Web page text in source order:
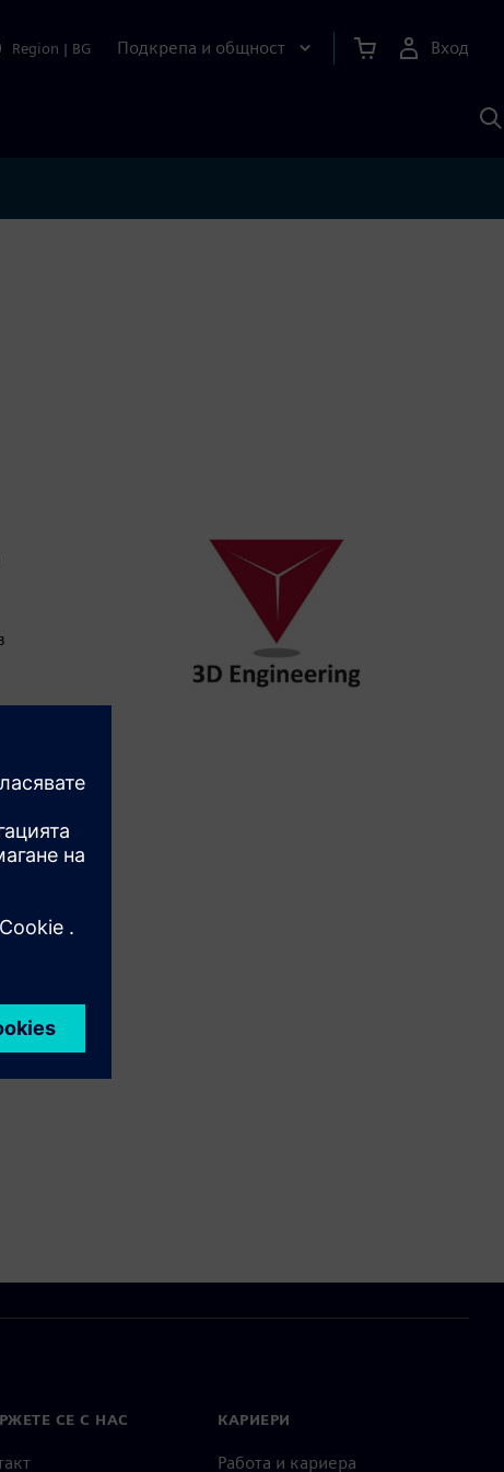
Region | BG Подкрепа и общност Вход
с
СЕ С НАС КАРИЕРИ
Работа и кариера